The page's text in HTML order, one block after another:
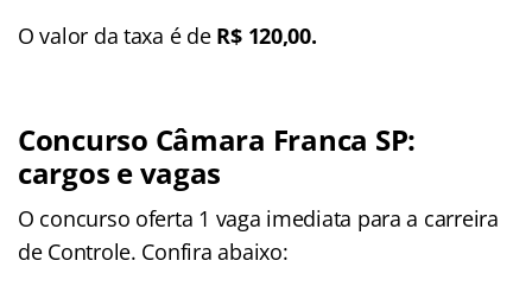
O valor da taxa é de R$ 120,00.
Concurso Câmara Franca SP:
cargos e vagas
O concurso oferta 1 vaga imediata para a carreira
de Controle. Confira abaixo: